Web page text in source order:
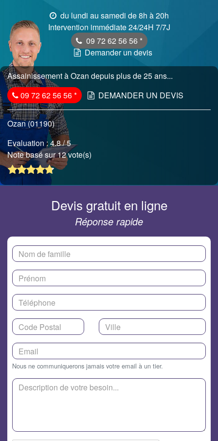
du lundi au samedi de 8h à 20h
Intervention immédiate 24/24H 7/7J
09 72 62 56 56 *
Demander un devis
Assainissement à Ozan depuis plus de 25 ans...
09 72 62 56 56* DEMANDER UN DEVIS
Ozan (01190)
Evaluation :4.8/ 5
Note basé sur 12 vote(s)
Devis gratuit en ligne
Réponse rapide
Nous ne communiquerons jamais votre email à un tier.